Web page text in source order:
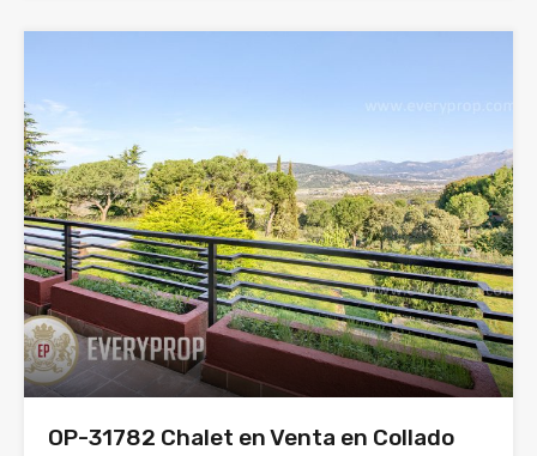
OP-31782 Chalet en Venta en Collado